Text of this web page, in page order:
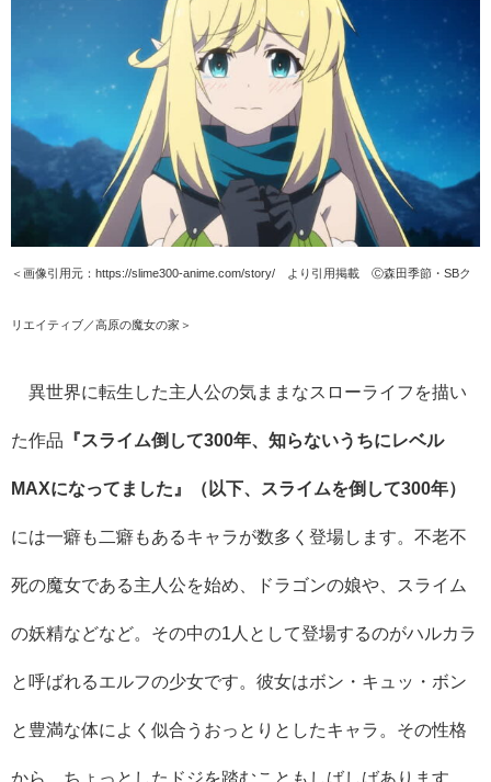
＜画像引用元：https://slime300-anime.com/story/ より引用掲載 Ⓒ森田季節・SBク
リエイティブ／高原の魔女の家＞
異世界に転生した主人公の気ままなスローライフを描い
た作品 『スライム倒して300年、知らないうちにレベル
MAXになってました』（以下、スライムを倒して300年）
には一癖も二癖もあるキャラが数多く登場します。不老不
死の魔女である主人公を始め、ドラゴンの娘や、スライム
の妖精などなど。その中の1 人として登場するのがハルカラ
と呼ばれるエルフの少女です。彼女はボン・キュッ・ボン
と豊満な体によく似合うおっとりとしたキャラ。その性格
から、ちょっとしたドジを踏むこともしばしばあります。